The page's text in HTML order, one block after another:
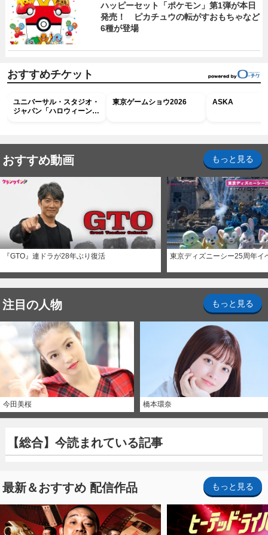
ハッピーセット「ポケモン」第1弾が本日
発売！ ピカチュウの転がすおもちゃなど
6種が登場
おすすめチケット
ユニバーサル・スタジオ・
ジャパン「ハロウィーン・
東京ゲームショウ2026 ASKA
おすすめ動画 もっと見る
『GTO』連ドラが28年ぶり復活 東京ディズニーシー25周年イ
注目の人物 もっと見る
今田美桜 橋本環奈
【総合】今読まれている記事
最新＆おすすめ 配信作品 もっと見る